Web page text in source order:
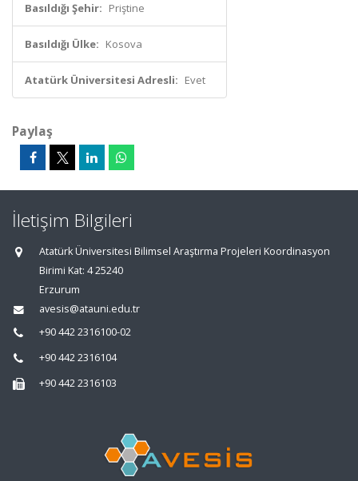
Basıldığı Şehir: Priştine
Basıldığı Ülke: Kosova
Atatürk Üniversitesi Adresli: Evet
Paylaş
İletişim Bilgileri
Atatürk Üniversitesi Bilimsel Araştırma Projeleri Koordinasyon
Birimi Kat: 4 25240
Erzurum
avesis@atauni.edu.tr
+90 442 2316100-02
+90 442 2316104
+90 442 2316103